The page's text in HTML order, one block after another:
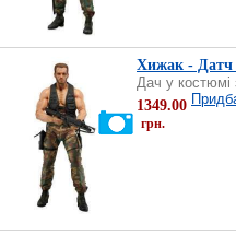
Хижак - Датч
Дач у костюмі
1349.00
грн.